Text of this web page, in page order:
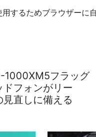
するためブラウザーに
1000XM5フラッグ
ドフォンがリー
見直しに備える